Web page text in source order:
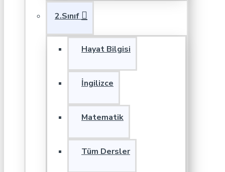
2.Sınıf
Hayat Bilgisi
İngilizce
Matematik
Tüm Dersler